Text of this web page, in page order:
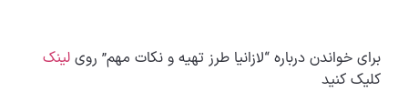
برای خواندن درباره “لازانیا طرز تهیه و نکات مهم” روی لینک
کلیک کنید